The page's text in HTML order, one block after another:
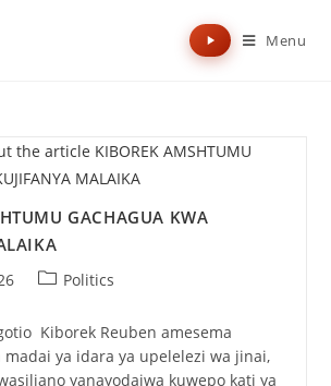
Menu
GACHAGUA KWA
Politics
Kiborek Reuben amesema
madai ya idara ya upelelezi wa jinai,
yanayodaiwa kuwepo kati ya